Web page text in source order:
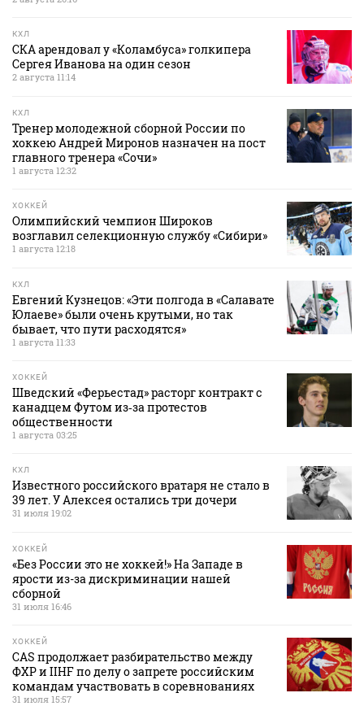
КХЛ
СКА арендовал у «Коламбуса» голкипера
Сергея Иванова на один сезон
2 августа 11:14
КХЛ
Тренер молодежной сборной России по
хоккею Андрей Миронов назначен на пост
главного тренера «Сочи»
1 августа 12:32
ХОККЕЙ
Олимпийский чемпион Широков
возглавил селекционную службу «Сибири»
1 августа 12:18
КХЛ
Евгений Кузнецов: «Эти полгода в «Салавате
Юлаеве» были очень крутыми, но так
бывает, что пути расходятся»
1 августа 11:33
ХОККЕЙ
Шведский «Ферьестад» расторг контракт с
канадцем Футом из‑за протестов
общественности
1 августа 03:25
КХЛ
Известного российского вратаря не стало в
39 лет. У Алексея остались три дочери
31 июля 19:02
ХОККЕЙ
«Без России это не хоккей!» На Западе в
ярости из-за дискриминации нашей
сборной
31 июля 16:46
ХОККЕЙ
CAS продолжает разбирательство между
ФХР и IIHF по делу о запрете российским
командам участвовать в соревнованиях
31 июля 15:57